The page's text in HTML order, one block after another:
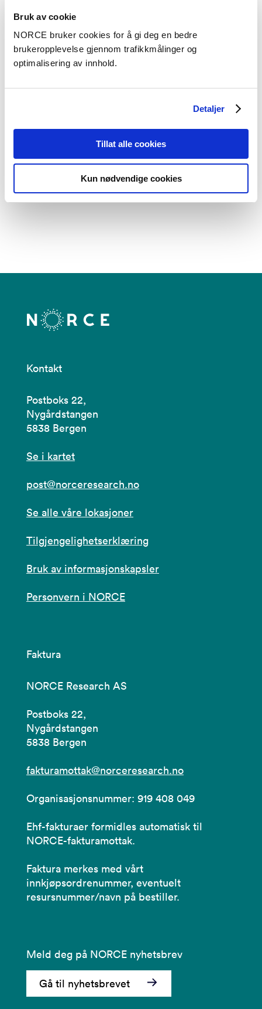
Bruk av cookie
NORCE bruker cookies for å gi deg en bedre
brukeropplevelse gjennom trafikkmålinger og
optimalisering av innhold.
Detaljer
Tillat alle cookies
Kun nødvendige cookies
framework into Community Earth System Model
– Geoscientific Model Development 2025
Supermodeling: Improving Predictions with an
Se alle publikasjoner i NVA
Kontakt
Postboks 22,
Nygårdstangen
5838 Bergen
Se i kartet
post@norceresearch.no
Se alle våre lokasjoner
Tilgjengelighetserklæring
Bruk av informasjonskapsler
Personvern i NORCE
Faktura
NORCE Research AS
Postboks 22,
Nygårdstangen
5838 Bergen
fakturamottak@norceresearch.no
Organisasjonsnummer: 919 408 049
Ehf-fakturaer formidles automatisk til
NORCE-fakturamottak.
Faktura merkes med vårt
innkjøpsordrenummer, eventuelt
resursnummer/navn på bestiller.
Meld deg på NORCE nyhetsbrev
Gå til nyhetsbrevet